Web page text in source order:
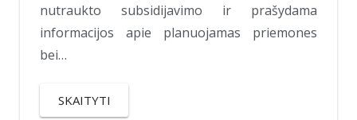
nutraukto subsidijavimo ir prašydama
informacijos apie planuojamas priemones
bei…
SKAITYTI